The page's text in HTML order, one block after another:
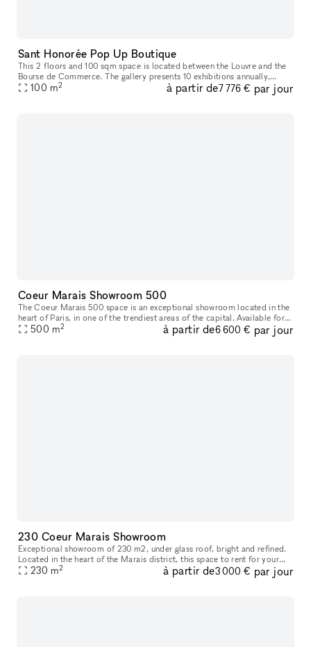
Sant Honorée Pop Up Boutique
This 2 floors and 100 sqm space is located between the Louvre and the
Bourse de Commerce. The gallery presents 10 exhibitions annually,
showcasing the French contemporary art scene. Perfect as a pop
100 m2 à partir de7 776 € par jour
Coeur Marais Showroom 500
The Coeur Marais 500 space is an exceptional showroom located in the
heart of Paris, in one of the trendiest areas of the capital. Available for
direct or turnkey rental, this space can host your sem
500 m2 à partir de6 600 € par jour
230 Coeur Marais Showroom
Exceptional showroom of 230 m2, under glass roof, bright and refined.
Located in the heart of the Marais district, this space to rent for your
professional events: press day, private sale, showroom,
230 m2 à partir de3 000 € par jour